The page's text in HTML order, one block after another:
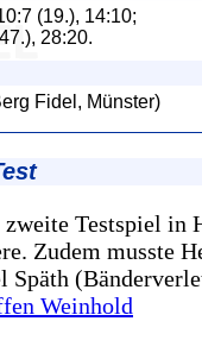
(19.), 14:10;
28:20.
Fidel, Münster)
Testspiel in
Zudem musste
Späth
Weinhold